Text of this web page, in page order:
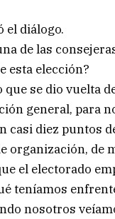
diálogo.
de las
esta elección?
se dio vuelta
general, para
casi diez puntos
organización, de
el electorado
teníamos
nosotros